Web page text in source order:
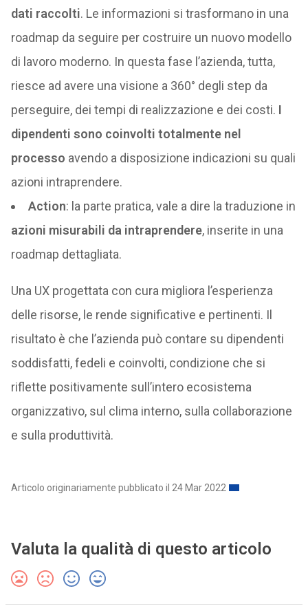
dati raccolti. Le informazioni si trasformano in una
roadmap da seguire per costruire un nuovo modello
di lavoro moderno. In questa fase l’azienda, tutta,
riesce ad avere una visione a 360° degli step da
perseguire, dei tempi di realizzazione e dei costi. I
dipendenti sono coinvolti totalmente nel
processo avendo a disposizione indicazioni su quali
azioni intraprendere.
Action: la parte pratica, vale a dire la traduzione in
azioni misurabili da intraprendere, inserite in una
roadmap dettagliata.
Una UX progettata con cura migliora l’esperienza
delle risorse, le rende significative e pertinenti. Il
risultato è che l’azienda può contare su dipendenti
soddisfatti, fedeli e coinvolti, condizione che si
riflette positivamente sull’intero ecosistema
organizzativo, sul clima interno, sulla collaborazione
e sulla produttività.
Articolo originariamente pubblicato il 24 Mar 2022
Valuta la qualità di questo articolo